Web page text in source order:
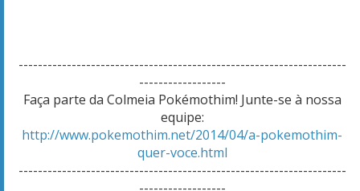
--------------------------------------------------------------------
------------------
Faça parte da Colmeia Pokémothim! Junte-se à nossa
equipe:
http://www.pokemothim.net/2014/04/a-pokemothim-
quer-voce.html
--------------------------------------------------------------------
------------------